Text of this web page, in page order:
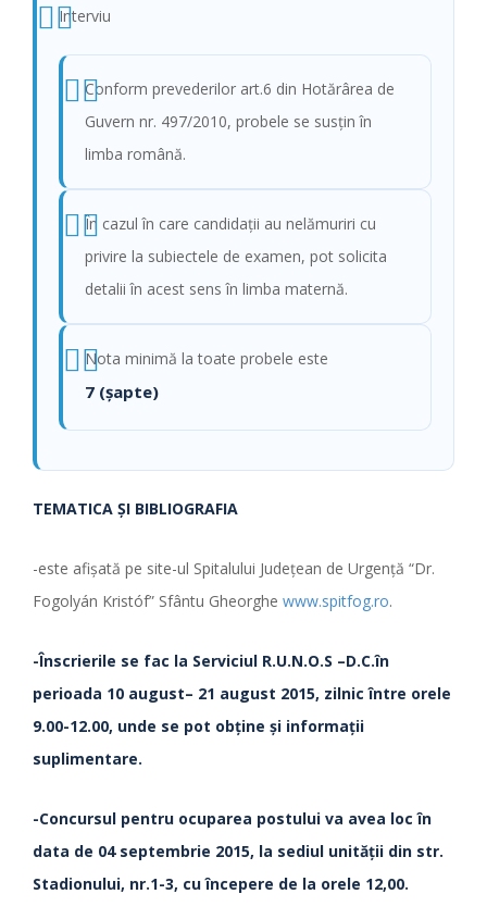
Interviu
Conform prevederilor art.6 din Hotărârea de
Guvern nr. 497/2010, probele se susţin în
limba română.
În cazul în care candidaţii au nelămuriri cu
privire la subiectele de examen, pot solicita
detalii în acest sens în limba maternă.
Nota minimă la toate probele este
7 (şapte)
TEMATICA ŞI BIBLIOGRAFIA
-este afişată pe site-ul Spitalului Judeţean de Urgenţă “Dr.
Fogolyán Kristóf” Sfântu Gheorghe www.spitfog.ro.
-Înscrierile se fac la Serviciul R.U.N.O.S –D.C.în
perioada 10 august– 21 august 2015, zilnic între orele
9.00-12.00, unde se pot obţine şi informaţii
suplimentare.
-Concursul pentru ocuparea postului va avea loc în
data de 04 septembrie 2015, la sediul unităţii din str.
Stadionului, nr.1-3, cu începere de la orele 12,00.